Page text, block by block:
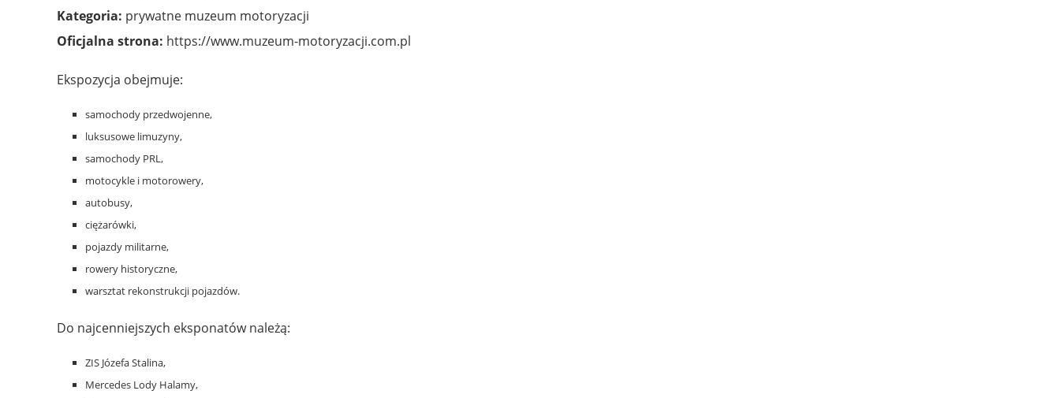
Kategoria: prywatne muzeum motoryzacji
Oficjalna strona: https://www.muzeum-motoryzacji.com.pl
Ekspozycja obejmuje:
samochody przedwojenne,
luksusowe limuzyny,
samochody PRL,
motocykle i motorowery,
autobusy,
ciężarówki,
pojazdy militarne,
rowery historyczne,
warsztat rekonstrukcji pojazdów.
Do najcenniejszych eksponatów należą:
ZIS Józefa Stalina,
Mercedes Lody Halamy,